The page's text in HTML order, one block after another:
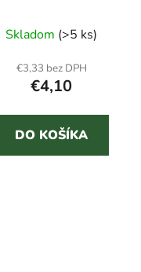
Skladom (>5 ks)
€3,33 bez DPH
€4,10
DO KOŠÍKA